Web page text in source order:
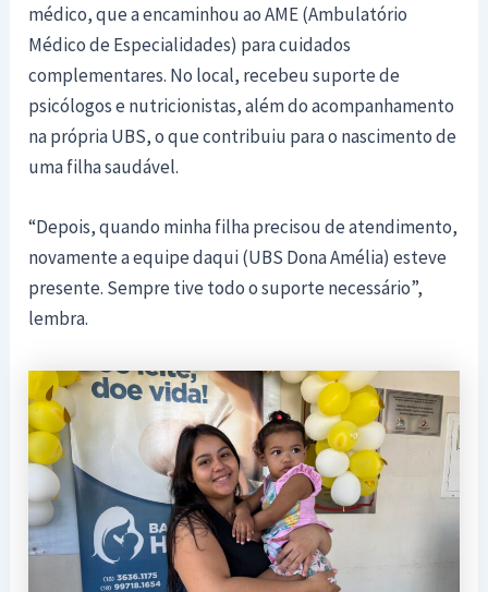
médico, que a encaminhou ao AME (Ambulatório
Médico de Especialidades) para cuidados
complementares. No local, recebeu suporte de
psicólogos e nutricionistas, além do acompanhamento
na própria UBS, o que contribuiu para o nascimento de
uma filha saudável.
“Depois, quando minha filha precisou de atendimento,
novamente a equipe daqui (UBS Dona Amélia) esteve
presente. Sempre tive todo o suporte necessário”,
lembra.